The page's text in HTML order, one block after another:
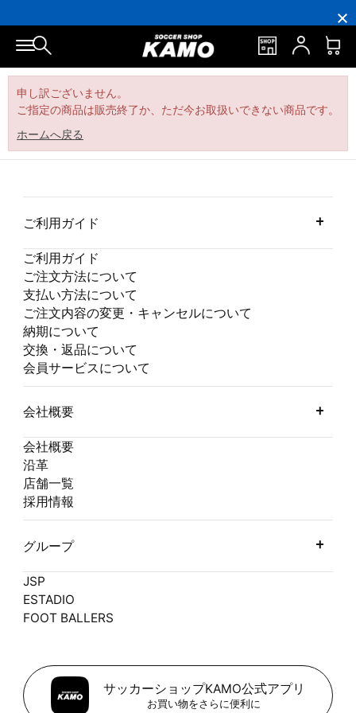
円
(税
込)
上
シ
ュ
ー
ケ
ー
ス
プ
ン
円
(税
込)
上
送
料
無
イ
ン
ト
元
5％！
プ
レ
ア
会
員
は
員
の
方
は
誕
生
月
「10％OFF
ク
ー
ポ
レ
ン
ト！
円
(税
込)
上
シ
ュ
ー
ケ
ー
ス
プ
ン
円
(税
込)
上
送
料
無
申し訳ございません。
ご指定の商品は販売終了か、ただ今お取扱いできない商品です。
ホームへ戻る
ご利用ガイド
ご利用ガイド
ご注文方法について
支払い方法について
ご注文内容の変更・キャンセルについて
納期について
交換・返品について
会員サービスについて
会社概要
会社概要
沿革
店舗一覧
採用情報
グループ
JSP
ESTADIO
FOOT BALLERS
サッカーショップKAMO公式アプリ
お買い物をさらに便利に